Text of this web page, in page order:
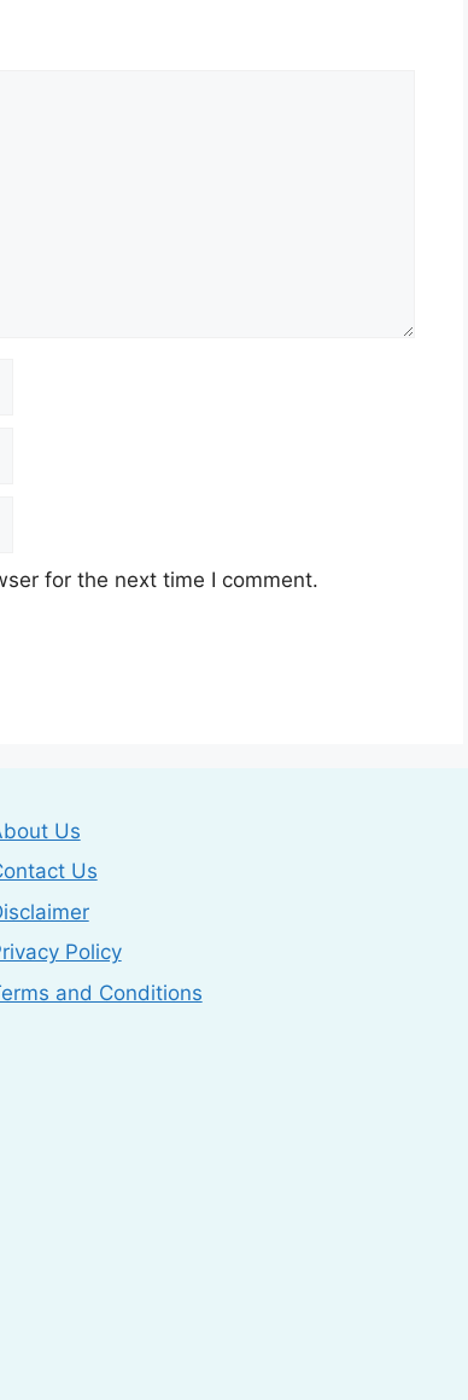
for the next time I comment.
Us
Us
Policy
and Conditions